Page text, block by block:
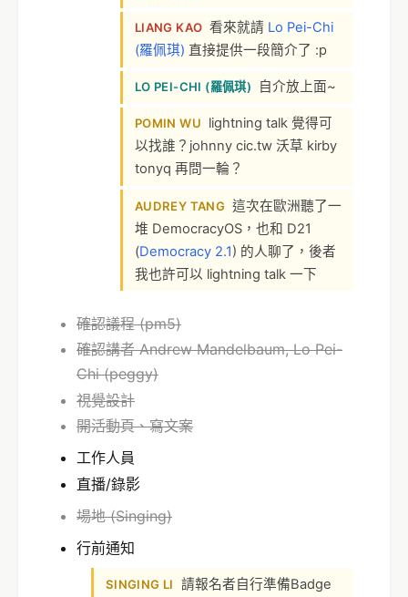
LIANG KAO 看來就請 Lo Pei-Chi
(羅佩琪) 直接提供一段簡介了 :p
LO PEI-CHI (羅佩琪) 自介放上面~
POMIN WU
lightning talk 覺得可
以找誰？johnny cic.tw 沃草 kirby
tonyq 再問一輪？
AUDREY TANG 這次在歐洲聽了一
堆 DemocracyOS，也和 D21
(Democracy 2.1) 的人聊了，後者
我也許可以 lightning talk 一下
確認議程 (pm5)
確認講者 Andrew Mandelbaum, Lo Pei-
Chi (peggy)
視覺設計
開活動頁、寫文案
工作人員
直播/錄影
場地 (Singing)
行前通知
SINGING LI
請報名者自行準備Badge